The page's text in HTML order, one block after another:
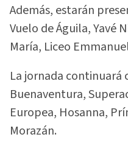
Además, estarán
Vuelo de Águila, Yavé
María, Liceo
La jornada continuará
Buenaventura,
Europea, Hosanna,
Morazán.